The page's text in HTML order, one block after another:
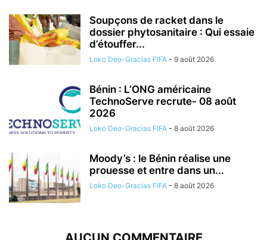
Soupçons de racket dans le
dossier phytosanitaire : Qui essaie
d’étouffer...
Loko Deo-Gracias FIFA - 9 août 2026
Bénin : L’ONG américaine
TechnoServe recrute- 08 août
2026
Loko Deo-Gracias FIFA - 8 août 2026
Moody’s : le Bénin réalise une
prouesse et entre dans un...
Loko Deo-Gracias FIFA - 8 août 2026